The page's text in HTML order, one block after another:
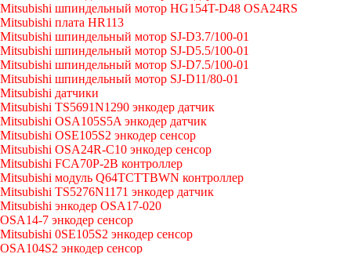
Mitsubishi шпиндельный мотор HG154T-D48 OSA24RS
Mitsubishi плата HR113
Mitsubishi шпиндельный мотор SJ-D3.7/100-01
Mitsubishi шпиндельный мотор SJ-D5.5/100-01
Mitsubishi шпиндельный мотор SJ-D7.5/100-01
Mitsubishi шпиндельный мотор SJ-D11/80-01
Mitsubishi датчики
Mitsubishi TS5691N1290 энкодер датчик
Mitsubishi OSA105S5A энкодер датчик
Mitsubishi OSE105S2 энкодер сенсор
Mitsubishi OSA24R-C10 энкодер сенсор
Mitsubishi FCA70P-2B контроллер
Mitsubishi модуль Q64TCTTBWN контроллер
Mitsubishi TS5276N1171 энкодер датчик
Mitsubishi энкодер OSA17-020
OSA14-7 энкодер сенсор
Mitsubishi 0SE105S2 энкодер сенсор
OSA104S2 энкодер сенсор